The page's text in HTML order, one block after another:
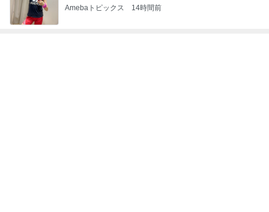
Amebaトピックス 14時間前